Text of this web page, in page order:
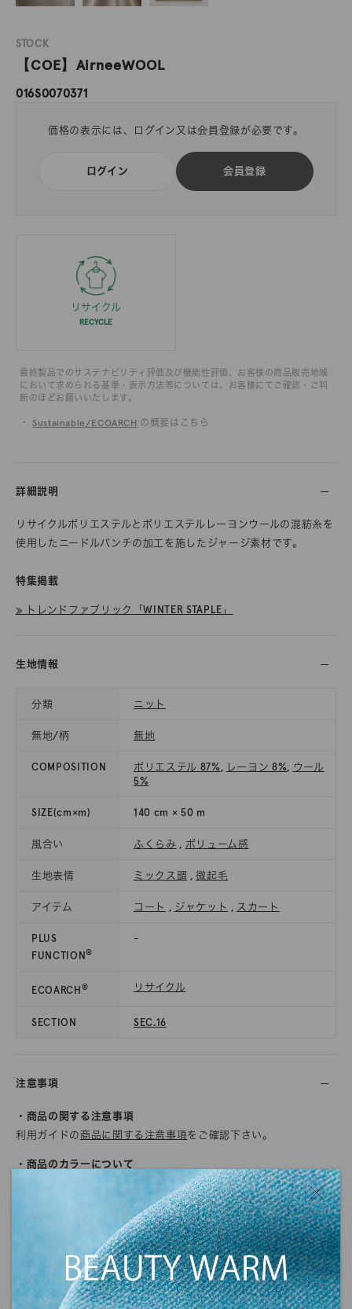
STOCK
【COE】AirneeWOOL
016S0070371
価格の表示には、ログイン又は会員登録が必要です。
ログイン 会員登録
リサイクル
RECYCLE
最終製品でのサステナビリティ評価及び機能性評価、お客様の商品販売地域
において求められる基準・表示方法等については、お客様にてご確認・ご判
断のほどお願いいたします。
・ Sustainable/ECOARCH の概要はこちら
詳細説明
リサイクルポリエステルとポリエステルレーヨンウールの混紡糸を
使用したニードルパンチの加工を施したジャージ素材です。
特集掲載
≫ トレンドファブリック「WINTER STAPLE」
生地情報
分類 ニット
無地/柄 無地
COMPOSITION ポリエステル 87%, レーヨン 8%, ウール
5%
SIZE(cm×m) 140 cm × 50 m
風合い ふくらみ , ボリューム感
生地表情 ミックス調 ,微起毛
アイテム コート , ジャケット , スカート
PLUS
FUNCTION®
-
ECOARCH® リサイクル
SECTION SEC.16
注意事項
・商品の関する注意事項
利用ガイドの商品に関する注意事項をご確認下さい。
・商品のカラーについて
商品写真につきましては、できる限り実物のカラーに近くなるよ
うに努めていますが、ご使用されているモニターや環境により、
実物と色の見え方が若干異なる場合がございます。
また、生地の質感や光沢感に関しましても、画面上で完全に再現
することができません。
ご注文の前にサンプル帳でのご確認をお勧めします。